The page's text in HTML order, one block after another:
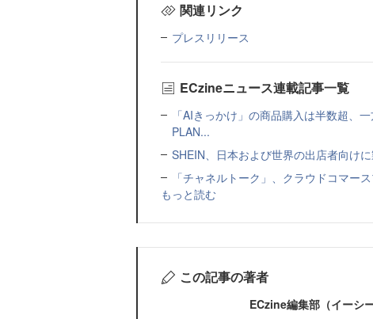
関連リンク
プレスリリース
ECzineニュース連載記事一覧
「AIきっかけ」の商品購入は半数超、
PLAN...
SHEIN、日本および世界の出店者向け
「チャネルトーク」、クラウドコマー
もっと読む
この記事の著者
ECzine編集部（イーシ